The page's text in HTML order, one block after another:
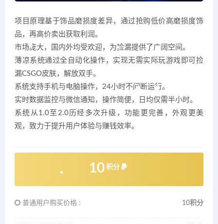
项目原理基于饰品磨损度差异，通过抢购低价高磨损度饰
品，再高价卖出获取利润。
市场庞大，国内外均受欢迎，为捡漏提供了广阔空间。
薄凉系统通过全自动化操作，实现无需实际玩游戏即可捡
漏CSGO皮肤，解放双手。
系统支持手机与电脑操作，24小时不间断运行。
实时数据监控与微信通知，操作简便，日均仅需半小时。
系统从1.0至2.0历经多次升级，功能更完善，外观更美
观，致力于提升用户体验与赚钱效率。
10 积分
普通用户购买价格 : 10积分